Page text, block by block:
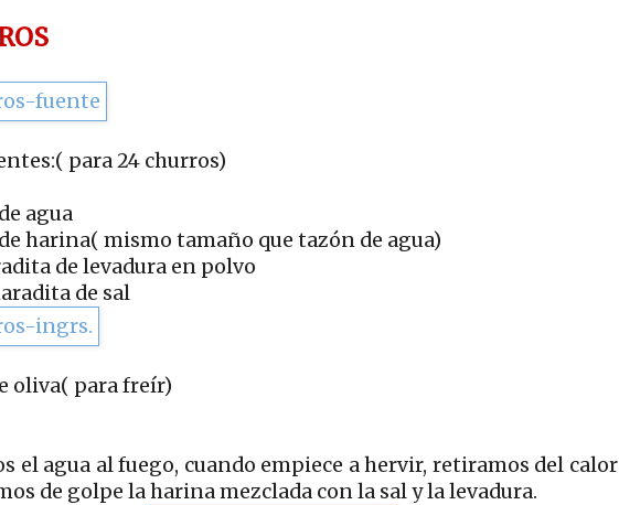
para 24 churros)
agua
harina( mismo tamaño que tazón de agua)
de levadura en polvo
de sal
oliva( para freír)
el agua al fuego, cuando empiece a hervir, retiramos del calor
de golpe la harina mezclada con la sal y la levadura.